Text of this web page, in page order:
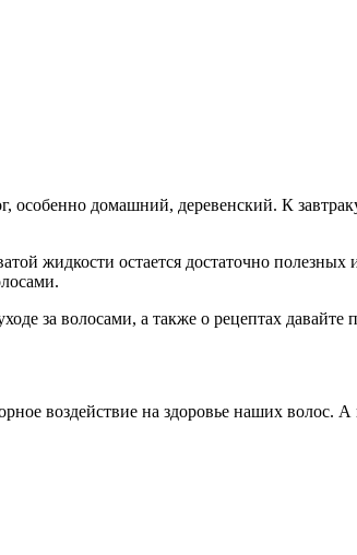
домашний, деревенский. К
жидкости остается достаточно полезных
за волосами, а также о рецептах давайте
воздействие на здоровье наших волос.